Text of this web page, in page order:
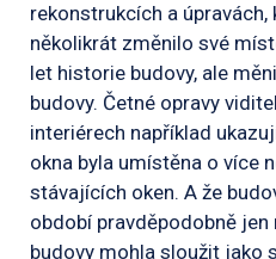
rekonstrukcích a úpravách,
několikrát změnilo své
let historie budovy, ale
budovy. Četné opravy
interiérech například
okna byla umístěna o více
stávajících oken. A že
období pravděpodobně jen
budovy mohla sloužit jako